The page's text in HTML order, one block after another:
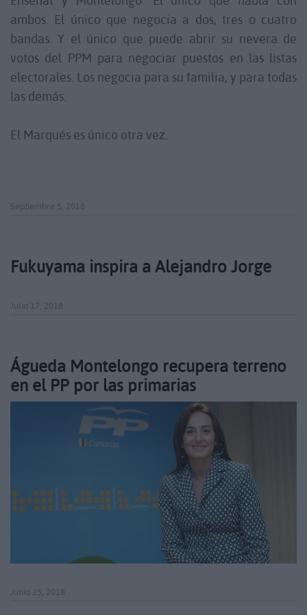
ambos. El único que negocia a dos, tres o cuatro
bandas. Y el único que puede abrir su nevera de
votos del PPM para negociar puestos en las listas
electorales. Los negocia para su familia, y para todas
las demás.
El Marqués es único otra vez.
Septiembre 5, 2018
Fukuyama inspira a Alejandro Jorge
Julio 17, 2018
Águeda Montelongo recupera terreno
en el PP por las primarias
Junio 25, 2018